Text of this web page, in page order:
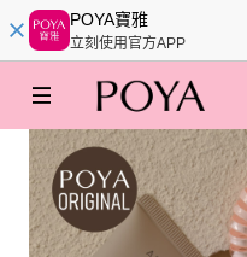
POYA寶雅
立刻使用官方APP